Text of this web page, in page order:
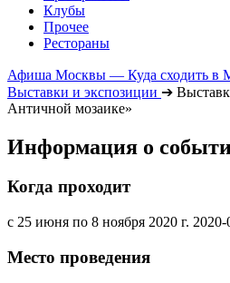
Клубы
Прочее
Рестораны
Афиша Москвы — Куда сходить в
Выставки и экспозиции ➔
Античной мозаике»
Информация о
Когда проходит
с 25 июня по 8 ноября 2020 г. 2020-
Место проведения